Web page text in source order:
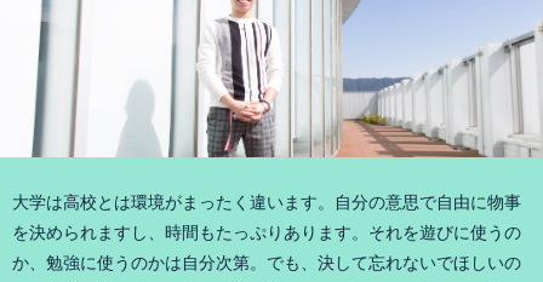
大学は高校とは環境がまったく違います。自分の意思で自由に物事
を決められますし、時間もたっぷりあります。それを遊びに使うの
か、勉強に使うのかは自分次第。でも、決して忘れないでほしいの